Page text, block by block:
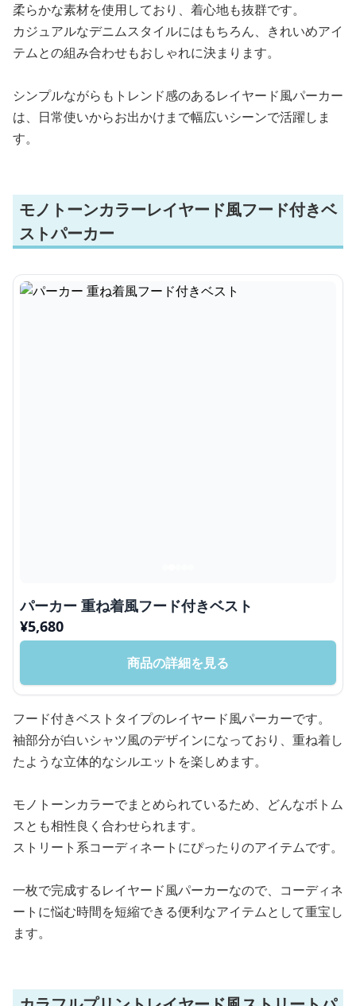
柔らかな素材を使用しており、着心地も抜群です。
カジュアルなデニムスタイルにはもちろん、きれいめアイ
テムとの組み合わせもおしゃれに決まります。
シンプルながらもトレンド感のあるレイヤード風パーカー
は、日常使いからお出かけまで幅広いシーンで活躍しま
す。
モノトーンカラーレイヤード風フード付きベ
ストパーカー
パーカー 重ね着風フード付きベスト
¥5,680
商品の詳細を見る
フード付きベストタイプのレイヤード風パーカーです。
袖部分が白いシャツ風のデザインになっており、重ね着し
たような立体的なシルエットを楽しめます。
モノトーンカラーでまとめられているため、どんなボトム
スとも相性良く合わせられます。
ストリート系コーディネートにぴったりのアイテムです。
一枚で完成するレイヤード風パーカーなので、コーディネ
ートに悩む時間を短縮できる便利なアイテムとして重宝し
ます。